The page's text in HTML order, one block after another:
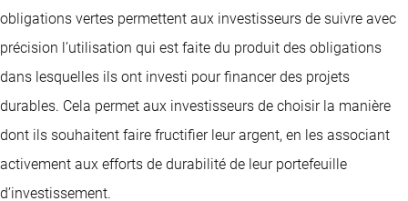
obligations vertes permettent aux investisseurs de suivre avec
précision l’utilisation qui est faite du produit des obligations
dans lesquelles ils ont investi pour financer des projets
durables. Cela permet aux investisseurs de choisir la manière
dont ils souhaitent faire fructifier leur argent, en les associant
activement aux efforts de durabilité de leur portefeuille
d’investissement.